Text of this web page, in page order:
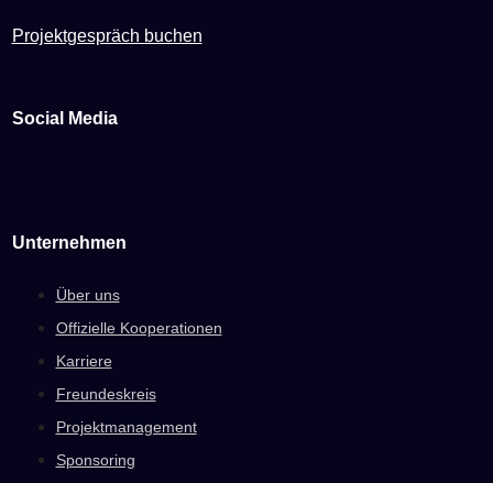
Projektgespräch buchen
Social Media
Unternehmen
Über uns
Offizielle Kooperationen
Karriere
Freundeskreis
Projektmanagement
Sponsoring